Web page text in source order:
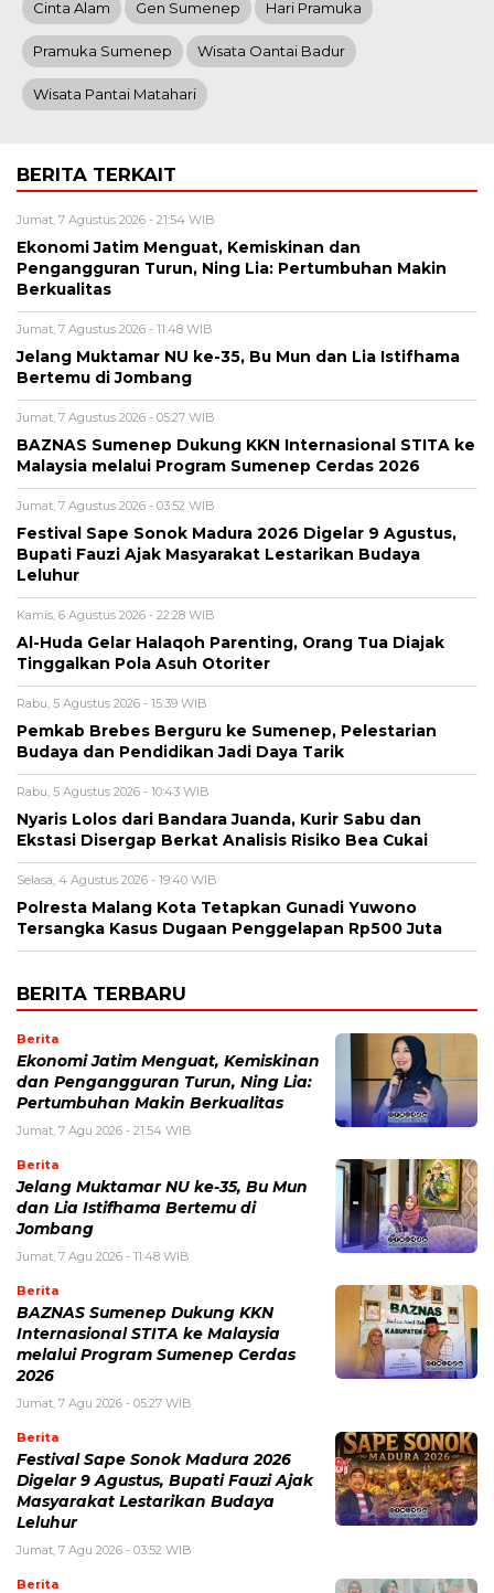
Cinta Alam Gen Sumenep Hari Pramuka
Pramuka Sumenep Wisata Oantai Badur
Wisata Pantai Matahari
BERITA TERKAIT
Jumat, 7 Agustus 2026 - 21:54 WIB
Ekonomi Jatim Menguat, Kemiskinan dan
Pengangguran Turun, Ning Lia: Pertumbuhan Makin
Berkualitas
Jumat, 7 Agustus 2026 - 11:48 WIB
Jelang Muktamar NU ke-35, Bu Mun dan Lia Istifhama
Bertemu di Jombang
Jumat, 7 Agustus 2026 - 05:27 WIB
BAZNAS Sumenep Dukung KKN Internasional STITA ke
Malaysia melalui Program Sumenep Cerdas 2026
Jumat, 7 Agustus 2026 - 03:52 WIB
Festival Sape Sonok Madura 2026 Digelar 9 Agustus,
Bupati Fauzi Ajak Masyarakat Lestarikan Budaya
Leluhur
Kamis, 6 Agustus 2026 - 22:28 WIB
Al-Huda Gelar Halaqoh Parenting, Orang Tua Diajak
Tinggalkan Pola Asuh Otoriter
Rabu, 5 Agustus 2026 - 15:39 WIB
Pemkab Brebes Berguru ke Sumenep, Pelestarian
Budaya dan Pendidikan Jadi Daya Tarik
Rabu, 5 Agustus 2026 - 10:43 WIB
Nyaris Lolos dari Bandara Juanda, Kurir Sabu dan
Ekstasi Disergap Berkat Analisis Risiko Bea Cukai
Selasa, 4 Agustus 2026 - 19:40 WIB
Polresta Malang Kota Tetapkan Gunadi Yuwono
Tersangka Kasus Dugaan Penggelapan Rp500 Juta
BERITA TERBARU
Berita
Ekonomi Jatim Menguat, Kemiskinan
dan Pengangguran Turun, Ning Lia:
Pertumbuhan Makin Berkualitas
Jumat, 7 Agu 2026 - 21:54 WIB
Berita
Jelang Muktamar NU ke-35, Bu Mun
dan Lia Istifhama Bertemu di
Jombang
Jumat, 7 Agu 2026 - 11:48 WIB
Berita
BAZNAS Sumenep Dukung KKN
Internasional STITA ke Malaysia
melalui Program Sumenep Cerdas
2026
Jumat, 7 Agu 2026 - 05:27 WIB
Berita
Festival Sape Sonok Madura 2026
Digelar 9 Agustus, Bupati Fauzi Ajak
Masyarakat Lestarikan Budaya
Leluhur
Jumat, 7 Agu 2026 - 03:52 WIB
Berita